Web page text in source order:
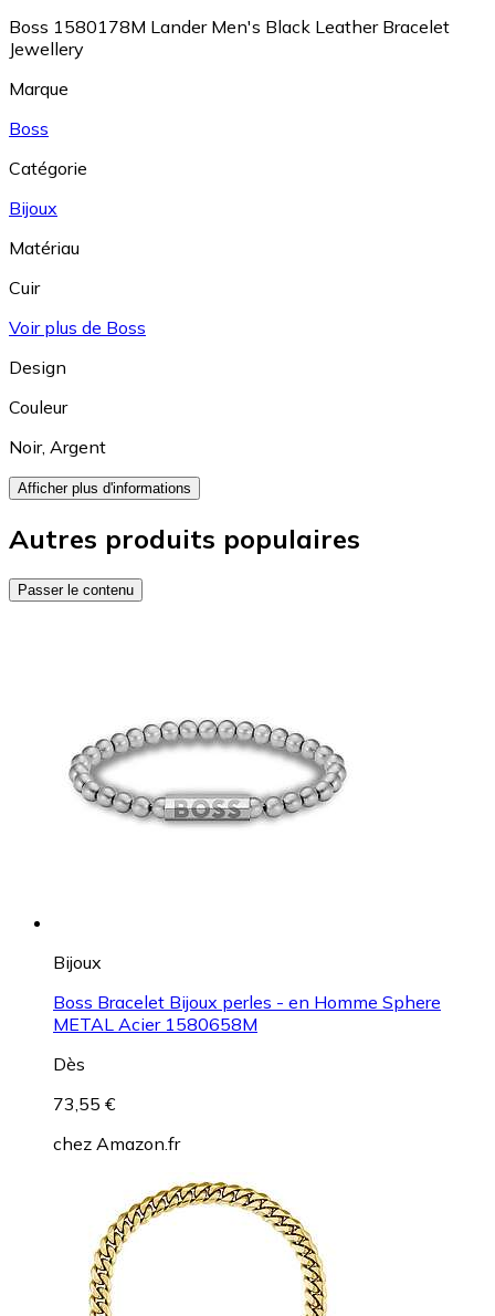
Boss 1580178M Lander Men's Black Leather Bracelet
Jewellery
Marque
Boss
Catégorie
Bijoux
Matériau
Cuir
Voir plus de Boss
Design
Couleur
Noir, Argent
Afficher plus d'informations
Autres produits populaires
Passer le contenu
Bijoux
Boss Bracelet Bijoux perles - en Homme Sphere
METAL Acier 1580658M
Dès
73,55 €
chez Amazon.fr